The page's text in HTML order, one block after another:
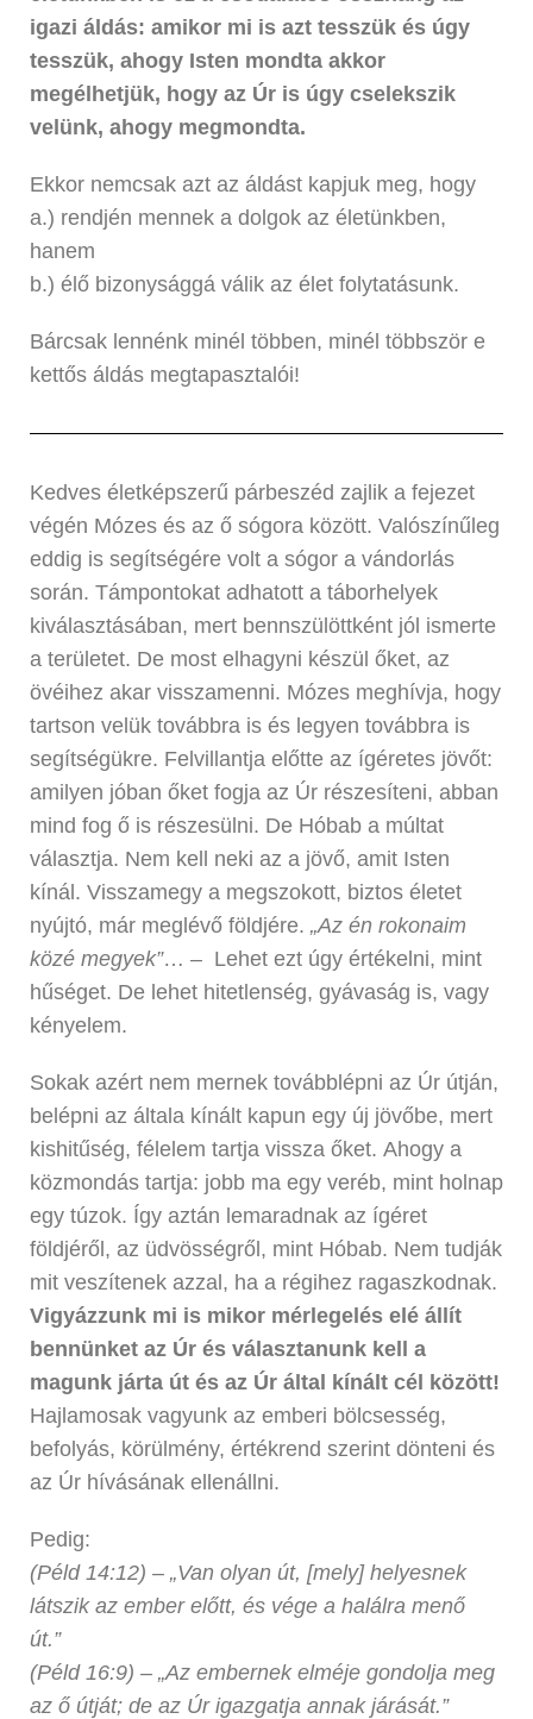
igazi áldás: amikor mi is azt tesszük és úgy
tesszük, ahogy Isten mondta akkor
megélhetjük, hogy az Úr is úgy cselekszik
velünk, ahogy megmondta.
Ekkor nemcsak azt az áldást kapjuk meg, hogy
a.) rendjén mennek a dolgok az életünkben,
hanem
b.) élő bizonysággá válik az élet folytatásunk.
Bárcsak lennénk minél többen, minél többször e
kettős áldás megtapasztalói!
Kedves életképszerű párbeszéd zajlik a fejezet
végén Mózes és az ő sógora között. Valószínűleg
eddig is segítségére volt a sógor a vándorlás
során. Támpontokat adhatott a táborhelyek
kiválasztásában, mert bennszülöttként jól ismerte
a területet. De most elhagyni készül őket, az
övéihez akar visszamenni. Mózes meghívja, hogy
tartson velük továbbra is és legyen továbbra is
segítségükre. Felvillantja előtte az ígéretes jövőt:
amilyen jóban őket fogja az Úr részesíteni, abban
mind fog ő is részesülni. De Hóbab a múltat
választja. Nem kell neki az a jövő, amit Isten
kínál. Visszamegy a megszokott, biztos életet
nyújtó, már meglévő földjére. „Az én rokonaim
közé megyek”… – Lehet ezt úgy értékelni, mint
hűséget. De lehet hitetlenség, gyávaság is, vagy
kényelem.
Sokak azért nem mernek továbblépni az Úr útján,
belépni az általa kínált kapun egy új jövőbe, mert
kishitűség, félelem tartja vissza őket. Ahogy a
közmondás tartja: jobb ma egy veréb, mint holnap
egy túzok. Így aztán lemaradnak az ígéret
földjéről, az üdvösségről, mint Hóbab. Nem tudják
mit veszítenek azzal, ha a régihez ragaszkodnak.
Vigyázzunk mi is mikor mérlegelés elé állít
bennünket az Úr és választanunk kell a
magunk járta út és az Úr által kínált cél között!
Hajlamosak vagyunk az emberi bölcsesség,
befolyás, körülmény, értékrend szerint dönteni és
az Úr hívásának ellenállni.
Pedig:
(Péld 14:12) – „Van olyan út, [mely] helyesnek
látszik az ember előtt, és vége a halálra menő
út.”
(Péld 16:9) – „Az embernek elméje gondolja meg
az ő útját; de az Úr igazgatja annak járását.”